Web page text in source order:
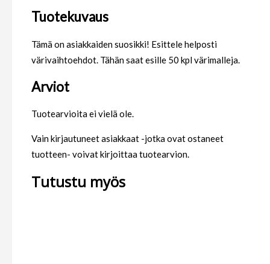
Tuotekuvaus
Tämä on asiakkaiden suosikki! Esittele helposti
värivaihtoehdot. Tähän saat esille 50 kpl värimalleja.
Arviot
Tuotearvioita ei vielä ole.
Vain kirjautuneet asiakkaat -jotka ovat ostaneet
tuotteen- voivat kirjoittaa tuotearvion.
Tutustu myös